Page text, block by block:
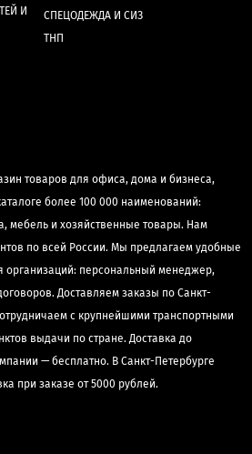
И
СПЕЦОДЕЖДА И СИЗ
ТНП
товаров для офиса, дома и бизнеса,
более 100 000 наименований:
мебель и хозяйственные товары. Нам
по всей России. Мы предлагаем удобные
организаций: персональный менеджер,
Доставляем заказы по Санкт-
с крупнейшими транспортными
выдачи по стране. Доставка до
— бесплатно. В Санкт-Петербурге
при заказе от 5000 рублей.